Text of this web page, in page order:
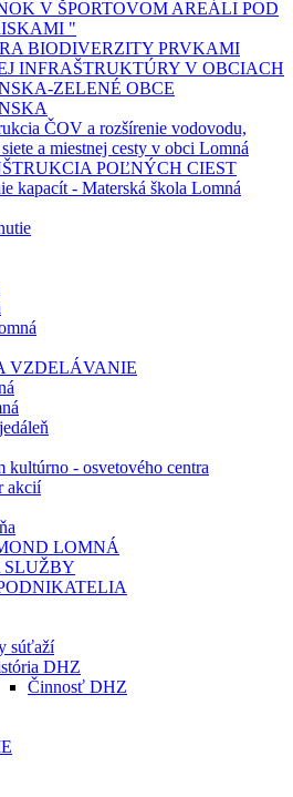
V ŠPORTOVOM AREÁLI POD
"
BIODIVERZITY PRVKAMI
INFRAŠTRUKTÚRY V OBCIACH
ZELENÉ OBCE
ČOV a rozšírenie vodovodu,
a miestnej cesty v obci Lomná
POĽNÝCH CIEST
kapacít - Materská škola Lomná
VZDELÁVANIE
kultúrno - osvetového centra
akcií
LOMNÁ
SLUŽBY
súťaží
DHZ
Činnosť DHZ